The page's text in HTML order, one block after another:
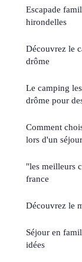
Escapade
hirondelles
Découvrez le
drôme
Le camping
drôme pour
Comment
lors d'un
"les meilleurs
france
Découvrez le
Séjour en
idées